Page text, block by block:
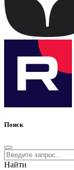
Поиск
Найти